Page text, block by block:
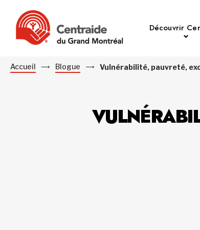
Découvrir
Accueil Blogue Vulnérabilité, pauvreté,